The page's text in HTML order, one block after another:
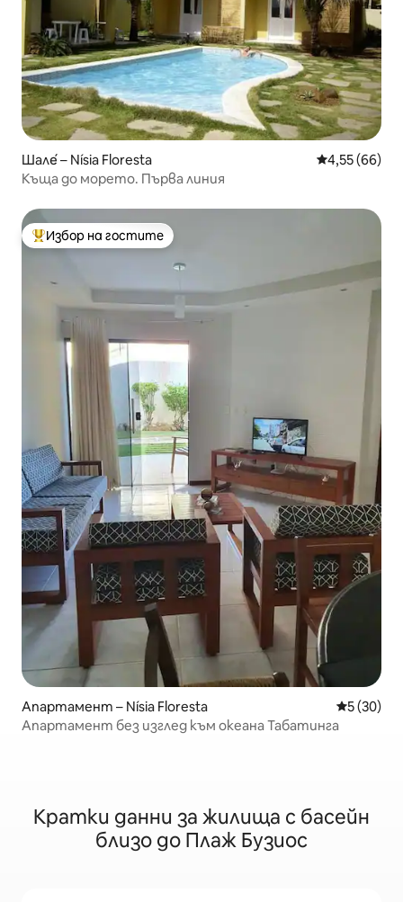
Шале́ – Nísia Floresta Средна
4,55 (66)
Къща до морето. Първа линия
Най-популярен избор на гостите
Избор на гостите
Апартамент – Nísia Floresta Средна
5 (30)
Апартамент без изглед към океана Табатинга
Кратки данни за жилища с басейн
близо до Плаж Бузиос